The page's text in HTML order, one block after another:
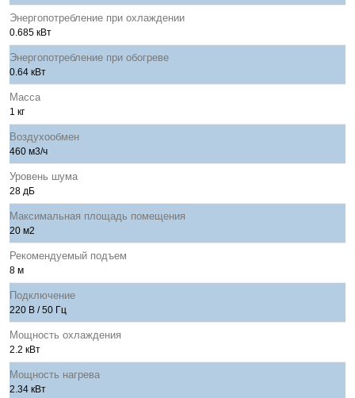
Энергопотребление при охлаждении
0.685 кВт
Энергопотребление при обогреве
0.64 кВт
Масса
1 кг
Воздухообмен
460 м3/ч
Уровень шума
28 дБ
Максимальная площадь помещения
20 м2
Рекомендуемый подъем
8 м
Подключение
220 В / 50 Гц
Мощность охлаждения
2.2 кВт
Мощность нагрева
2.34 кВт